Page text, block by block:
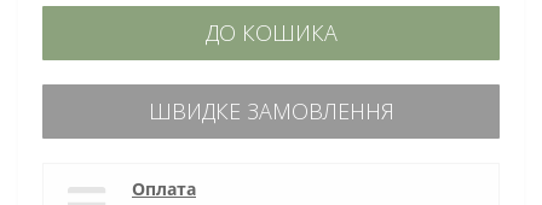
ДО КОШИКА
ШВИДКЕ ЗАМОВЛЕННЯ
Оплата